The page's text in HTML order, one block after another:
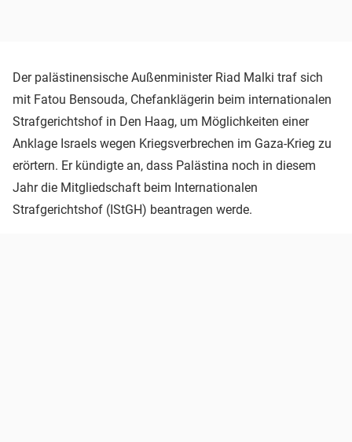
Der palästinensische Außenminister Riad Malki traf sich
mit Fatou Bensouda, Chefanklägerin beim internationalen
Strafgerichtshof in Den Haag, um Möglichkeiten einer
Anklage Israels wegen Kriegsverbrechen im Gaza-Krieg zu
erörtern. Er kündigte an, dass Palästina noch in diesem
Jahr die Mitgliedschaft beim Internationalen
Strafgerichtshof (IStGH) beantragen werde.